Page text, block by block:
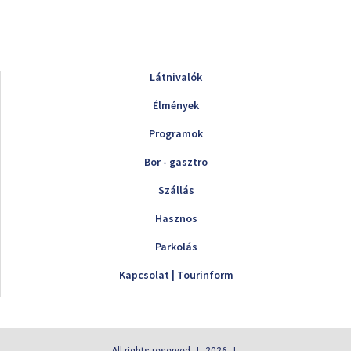
Látnivalók
Élmények
Programok
Bor - gasztro
Szállás
Hasznos
Parkolás
Kapcsolat | Tourinform